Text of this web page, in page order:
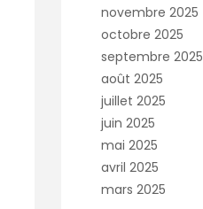
novembre 2025
octobre 2025
septembre 2025
août 2025
juillet 2025
juin 2025
mai 2025
avril 2025
mars 2025